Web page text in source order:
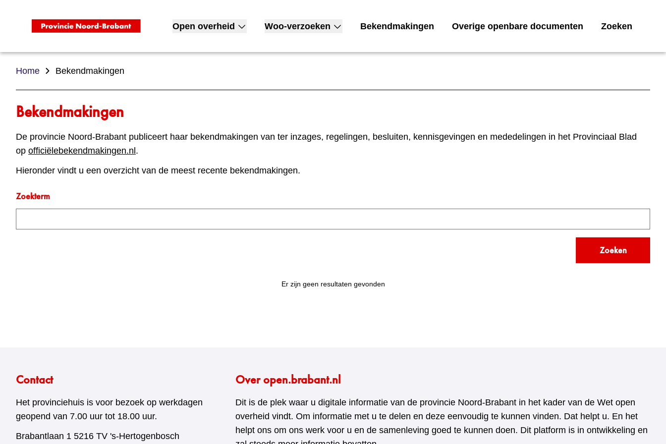
Toon submenu voor Open overheid
Open overheid
Toon submenu voor Woo-verzoeken
Woo-verzoeken Bekendmakingen Overige openbare documenten Zoeken
Home Bekendmakingen
Bekendmakingen
De provincie Noord-Brabant publiceert haar bekendmakingen van ter inzages, regelingen, besluiten, kennisgevingen en mededelingen in het Provinciaal Blad
op officiëlebekendmakingen.nl .
Hieronder vindt u een overzicht van de meest recente bekendmakingen.
Zoekterm
Zoeken
Er zijn geen resultaten gevonden
Contact
Het provinciehuis is voor bezoek op werkdagen
geopend van 7.00 uur tot 18.00 uur.
Brabantlaan 1 5216 TV 's-Hertogenbosch
Over open.brabant.nl
Dit is de plek waar u digitale informatie van de provincie Noord-Brabant in het kader van de Wet open
overheid vindt. Om informatie met u te delen en deze eenvoudig te kunnen vinden. Dat helpt u. En het
helpt ons om ons werk voor u en de samenleving goed te kunnen doen. Dit platform is in ontwikkeling en